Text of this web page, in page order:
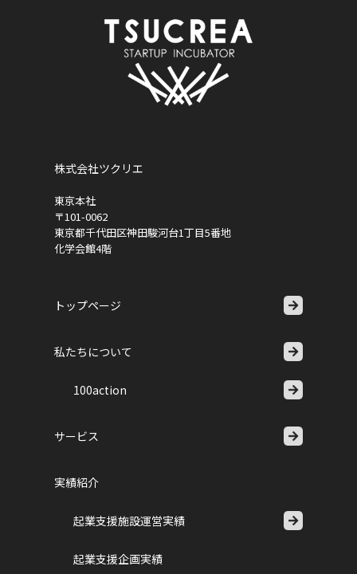
株式会社ツクリエ
東京本社
〒101-0062
東京都千代田区神田駿河台1丁目5番地
化学会館4階
トップページ
私たちについて
100action
サービス
実績紹介
起業支援施設運営実績
起業支援企画実績